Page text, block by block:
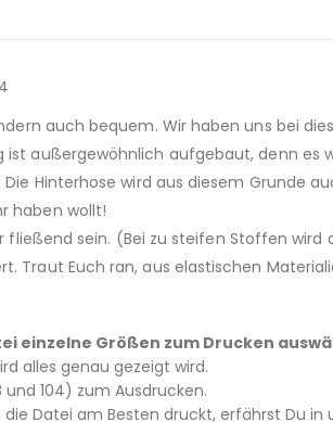
auch bequem. Wir haben uns bei
außergewöhnlich aufgebaut, denn
Hinterhose wird aus diesem Grunde
haben wollt!
sein. (Bei zu steifen Stoffen
Euch ran, aus elastischen
einzelne Größen zum Drucken
alles genau gezeigt wird.
104) zum Ausdrucken.
Datei am Besten druckt, erfährst Du in